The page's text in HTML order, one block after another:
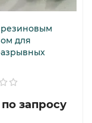
для
запросу